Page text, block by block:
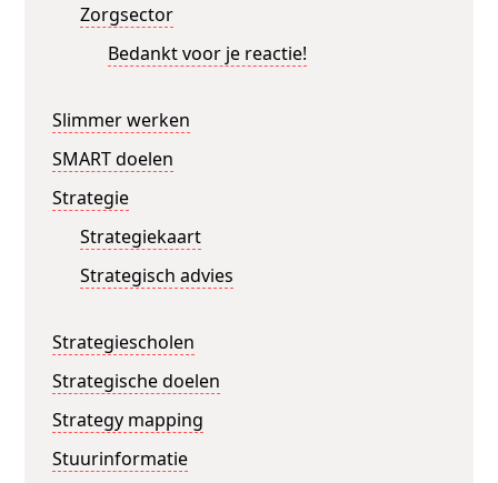
Zorgsector
Bedankt voor je reactie!
Slimmer werken
SMART doelen
Strategie
Strategiekaart
Strategisch advies
Strategiescholen
Strategische doelen
Strategy mapping
Stuurinformatie